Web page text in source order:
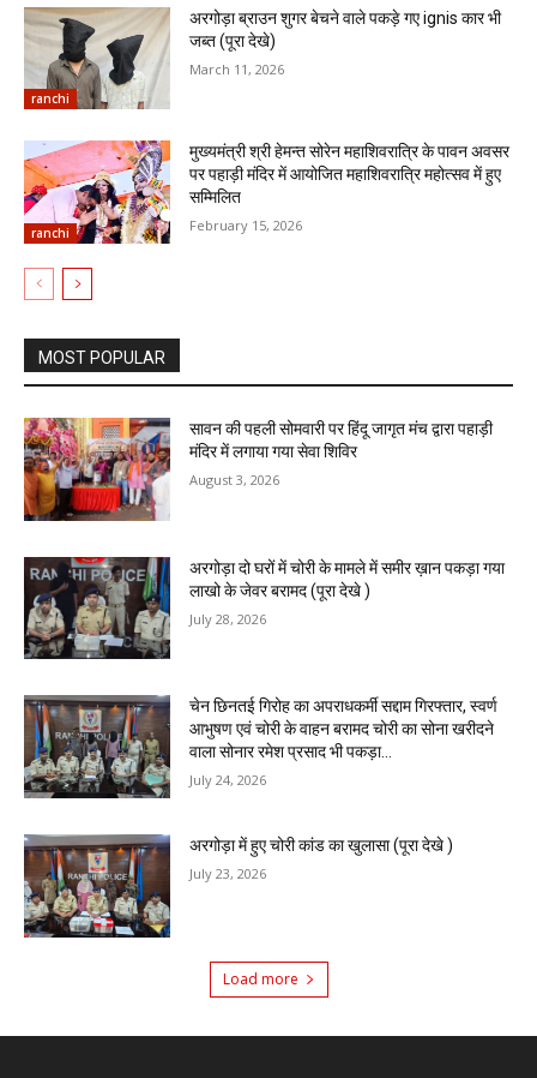
ranchi
अरगोड़ा ब्राउन शुगर बेचने वाले पकड़े गए ignis कार भी
जब्त (पूरा देखे)
March 11, 2026
ranchi
मुख्यमंत्री श्री हेमन्त सोरेन महाशिवरात्रि के पावन अवसर
पर पहाड़ी मंदिर में आयोजित महाशिवरात्रि महोत्सव में हुए
सम्मिलित
February 15, 2026
MOST POPULAR
सावन की पहली सोमवारी पर हिंदू जागृत मंच द्वारा पहाड़ी
मंदिर में लगाया गया सेवा शिविर
August 3, 2026
अरगोड़ा दो घरों में चोरी के मामले में समीर ख़ान पकड़ा गया
लाखो के जेवर बरामद (पूरा देखे )
July 28, 2026
चेन छिनतई गिरोह का अपराधकर्मी सद्दाम गिरफ्तार, स्वर्ण
आभुषण एवं चोरी के वाहन बरामद चोरी का सोना खरीदने
वाला सोनार रमेश प्रसाद भी पकड़ा...
July 24, 2026
अरगोड़ा में हुए चोरी कांड का खुलासा (पूरा देखे )
July 23, 2026
Load more